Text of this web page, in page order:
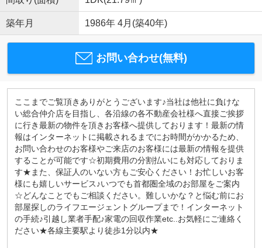
築年月 1986年 4月(築40年)
お問い合わせ(無料)
ここまでご覧頂きありがとうございます♪当社は他社に負けな
い総合仲介店を目指し、各沿線の各不動産会社様へ直接ご挨拶
に行き最新の物件を頂きお客様へ提供しております！最新の情
報はインターネットに掲載されるまでにお時間がかかるため、
お問い合わせのお客様やご来店のお客様には最新の情報を提供
することが可能です☆初期費用の分割払いにも対応しておりま
す★また、保証人のいない方もご安心ください！お忙しいお客
様にも嬉しいサービス♪いつでも首都圏全域のお部屋をご案内
☆どんなことでもご相談ください。難しいかな？と悩む前にお
部屋探しのライフエージェントグループまで！インターネット
の手続♪引越し業者手配♪家電の回収作業etc..お気軽にご連絡く
ださい★各線主要駅より徒歩1分以内★